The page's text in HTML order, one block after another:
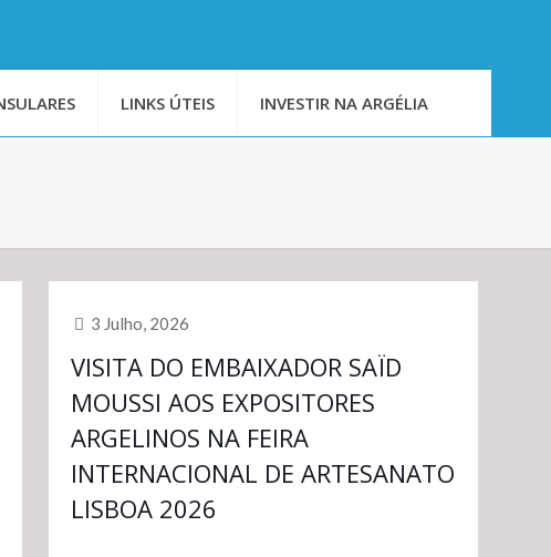
LINKS ÚTEIS INVESTIR NA ARGÉLIA
3 Julho, 2026
VISITA DO EMBAIXADOR SAÏD
MOUSSI AOS EXPOSITORES
ARGELINOS NA FEIRA
INTERNACIONAL DE ARTESANATO
LISBOA 2026